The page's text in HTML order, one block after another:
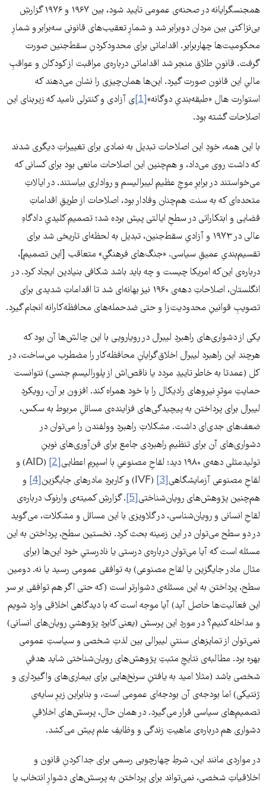
همجنسگرایانه در صحنه‌ی عمومی تایید شود، بین ۱۹۶۷ و ۱۹۷۶ گزارشِ
بی‌نزاکتی بین مردان دوبرابر شد و شمارِ تعقیب‌های قانونی سه‌برابر و شمارِ
محکومیت‌ها چهاربرابر. اقداماتی برای محدودکردنِ سقط‌جنین صورت
گرفت. قانونِ طلاق منجر شد اقداماتی درباره‌ی مراقبت از کودکان و عواقبِ
مالیِ این قانون صورت گیرد. این‌ها همان‌چیزی را نشان می‌دهند که
استوارت هال «طبقه‌بندیِ دوگانه»[1]
ی آزادی و کنترلی نامید که زیربنای این
اصلاحات گشته بود.
با این همه، خودِ این اصلاحات تبدیل به نمادی برای تغییراتِ دیگری شدند
که داشت روی می‌داد، و هم‌چنین این اصلاحات مانعی بود برای کسانی که
می‌خواستند در برابرِ موجِ عظیمِ لیبرالیسم و رواداری بیاستند. در ایالاتِ
متحده‌ای که به سنت هم‌چنان وفادار بود، اصلاحات از طریقِ اقداماتِ
قضایی و ابتکاراتی در سطحِ ایالتی پیش برده شد؛ تصمیمِ کلیدیِ دادگاهِ
عالی در ۱۹۷۳ و آزادیِ سقط‌جنین، تبدیل به لحظه‌ای تاریخی شد برای
تقسیم‌بندیِ عمیقِ سیاسی. «جنگ‌های فرهنگیِ» متعاقب [این تصمیم]،
درباره‌ی این‌که امریکا چیست و چه باید باشد شکافی بنیادین ایجاد کرد. در
انگلستان، اصلاحاتِ دهه‌ی ۱۹۶۰ نیز بهانه‌ای شد تا اقداماتِ شدیدی برای
تصویبِ قوانینِ محدودیت‌زا و حتی ضدحمله‌های محافظه‌کارانه انجام گیرد.
یکی از دشواری‌های راهبردِ لیبرال در رویارویی با این چالش‌ها آن بود که
هرچند این راهبرد لیبرال اخلاق‌گرایانِ محافظه‌کار را مضطرب می‌ساخت، در
کل (عمدتا به خاطر تاییدِ مردد یا ناقص‌اش از پلورالیسمِ جنسی) نتوانست
حمایتِ موثرِ نیروهای رادیکال را با خود همراه کند. افزون بر آن، رویکردِ
لیبرال برای پرداختن به پیچیدگی‌های فزاینده‌ی مسائلِ مربوط به سکس،
ضعف‌های جدی‌ای داشت. مشکلاتِ راهبردِ وولفندن را می‌توان در
دشواری‌های آن برای تنظیمِ راهبردی جامع برای فن‌آوری‌های نوینِ
تولیدمثلی دهه‌ی ۱۹۸۰ دید: لقاحِ مصنوعیِ با اسپرمِ اعطایی
[2]
(AID) و
لقاحِ مصنوعی آزمایشگاهی[3] (IVF) و کاربردِ مادرهای جایگزین [4]
و
هم‌چنین پژوهش‌های رویان‌شناختی[5]
. گزارشِ کمیته‌ی وارنوک درباره‌ی
لقاحِ انسانی و رویان‌شناسی، در گلاویزی با این مسائل و مشکلات، می‌گوید
در دو سطح می‌توان در این زمینه بحث کرد. نخستین سطح، پرداختن به این
مسئله است که آیا می‌توان درباره‌ی درستی یا نادرستیِ خود این‌ها (برای
مثال مادر جایگزین یا لقاح مصنوعی) به توافقی عمومی رسید یا نه. دومین
سطح، پرداختن به این مسئله‌ی دشوارتر است (که حتی اگر هم توافقی بر سر
این فعالیت‌ها حاصل آید) آیا موجه است که با دیدگاهی اخلاقی وارد شویم
و مداخله کنیم؟ در موردِ این پرسش (یعنی کابردِ پژوهشیِ رویان‌های انسانی)
نمی‌توان از تمایزهای سنتیِ لیبرالی بین لذتِ شخصی و سیاستِ عمومی
بهره برد. مطالبه‌ی نتایجِ مثبتِ پژوهش‌های رویان‌شناختی شاید هدفیِ
شخصی باشد (مثلا امید به یافتنِ سرنخ‌هایی برای بیماری‌های واگیرداری و
ژنتیکی) اما بودجه‌ی آن بودجه‌ای عمومی است، و بنابراین زیرِ سایه‌ی
تصمیم‌های سیاسی قرار می‌گیرد. در همان حال، پرسش‌های اخلاقیِ
دشواری هم درباره‌ی ماهیتِ زندگی و وظایفِ علم پیش می‌کشد.
در مواردی مانند این، شرطِ چهارچوبی رسمی برای جداکردنِ قانون و
اخلاقیاتِ شخصی، نمی‌تواند برای پرداختن به پرسش‌های دشوارِ انتخاب یا